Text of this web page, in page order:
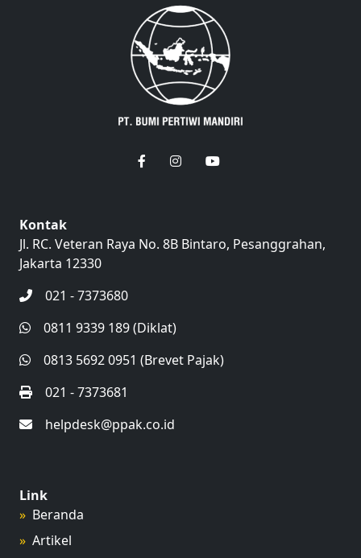
Kontak
Jl. RC. Veteran Raya No. 8B Bintaro, Pesanggrahan,
Jakarta 12330
021 - 7373680
0811 9339 189 (Diklat)
0813 5692 0951 (Brevet Pajak)
021 - 7373681
helpdesk@ppak.co.id
Link
Beranda
Artikel